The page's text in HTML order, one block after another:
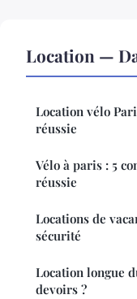
Location —
Location vélo
réussie
Vélo à paris : 5
réussie
Locations de
sécurité
Location longue
devoirs ?